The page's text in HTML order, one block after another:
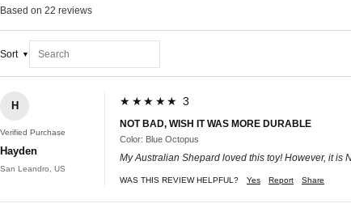
Based on 22 reviews
Sort
H
Verified Purchase
Hayden
San Leandro, US
★★★★★ 3
NOT BAD, WISH IT WAS MORE DURABLE
Color: Blue Octopus
My Australian Shepard loved this toy! However, it is
WAS THIS REVIEW HELPFUL? Yes Report Share